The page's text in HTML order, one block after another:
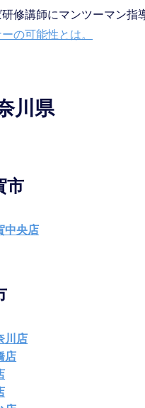
修講師にマンツーマン指
の可能性とは。
川県
市
中央店
川店
店